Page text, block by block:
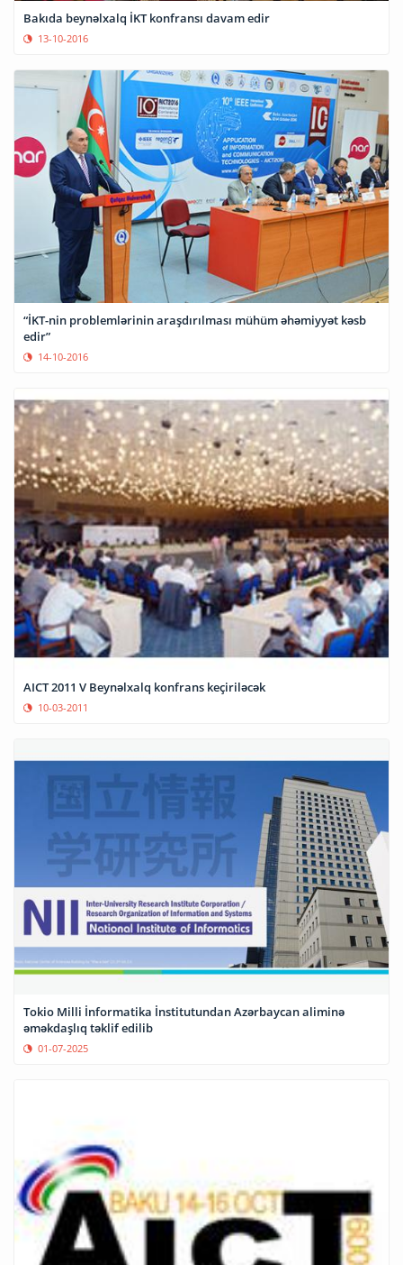
Bakıda beynəlxalq İKT konfransı davam edir
13-10-2016
“İKT-nin problemlərinin araşdırılması mühüm əhəmiyyət kəsb
edir”
14-10-2016
AICT 2011 V Beynəlxalq konfrans keçiriləcək
10-03-2011
Tokio Milli İnformatika İnstitutundan Azərbaycan aliminə
əməkdaşlıq təklif edilib
01-07-2025